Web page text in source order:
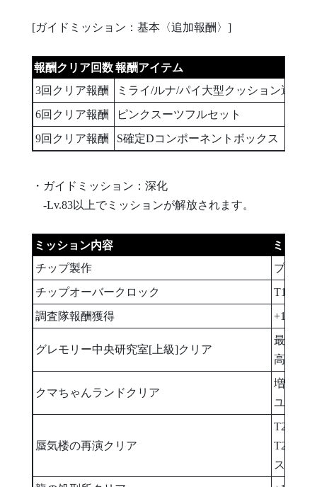
[ガイドミッション：基本〈追加報酬〉]
報酬クリア回数報酬アイテム
3回クリア報酬
ミライ/ルナ/パイ大型クッション選択
6回クリア報酬
ピンクスーツフルセット
9回クリア報酬
S確定Dコンポーネントボックス
・ガイドミッション：深化
-Lv.83以上でミッションが解放されます。
ミッション内容
ミッシ
チップ製作
プラチ
チップオーバークロック
T1カラ
調査隊報酬獲得
+14怠
グレモリー中央研究室[上級]クリア
最高級
高級型
クマちゃんランドクリア
増幅
ユニオ
蜃気楼の再演クリア
T2カラ
T2プラ
スロッ